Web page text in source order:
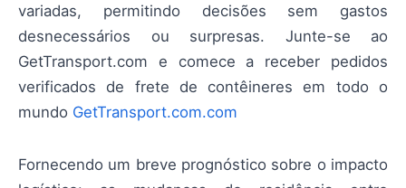
variadas, permitindo decisões sem gastos
desnecessários ou surpresas. Junte-se ao
GetTransport.com e comece a receber pedidos
verificados de frete de contêineres em todo o
mundo GetTransport.com.com
Fornecendo um breve prognóstico sobre o impacto